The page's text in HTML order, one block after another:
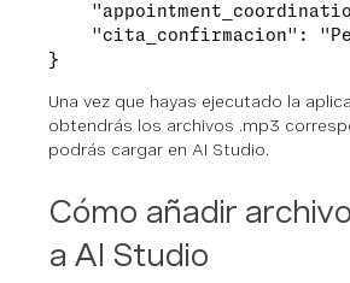
"cita_confirmacion":
}
Una vez que hayas ejecutado la
obtendrás los archivos .mp3
podrás cargar en AI Studio.
Cómo añadir
a AI Studio